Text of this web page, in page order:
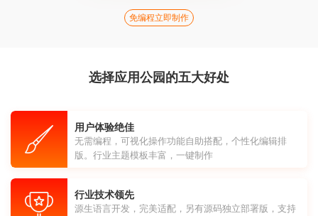
免编程立即制作
选择应用公园的五大好处
用户体验绝佳
无需编程，可视化操作功能自助搭配，个性化编辑排
版。行业主题模板丰富，一键制作
行业技术领先
源生语言开发，完美适配，另有源码独立部署版，支持